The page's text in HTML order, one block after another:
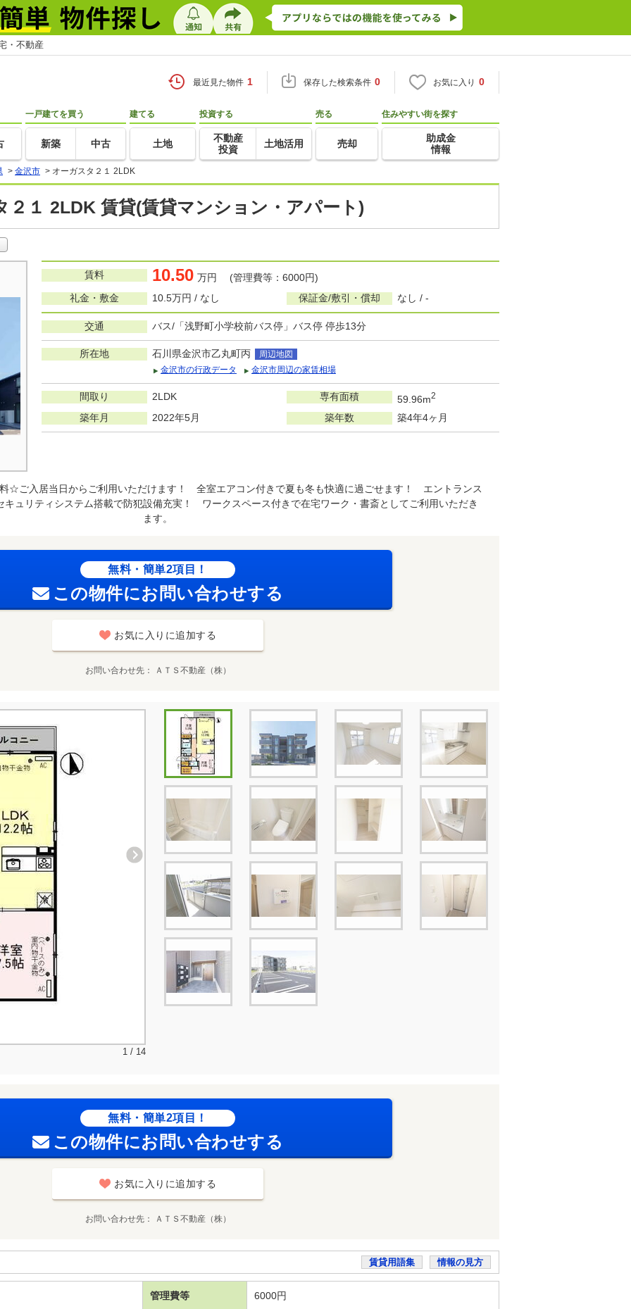
・不動産
最近見た物件 1 保存した検索条件 0 お気に入り 0
一戸建てを買う
新築 中古
建てる
土地
投資する
不動産
投資
土地活用
売る
売却
住みやすい街を探す
助成金
情報
> 金沢市 > オーガスタ２１ 2LDK
２１ 2LDK 賃貸(賃貸マンション・アパート)
賃料 10.50 万円 (管理費等：6000円)
礼金・敷金
10.5万円 / なし 保証金/敷引・償却 なし / -
交通 バス/「浅野町小学校前バス停」バス停 停歩13分
所在地 石川県金沢市乙丸町丙
周辺地図
金沢市の行政データ
金沢市周辺の家賃相場
間取り 2LDK 専有面積 59.96m2
築年月 2022年5月 築年数 築4年4ヶ月
☆ご入居当日からご利用いただけます！ 全室エアコン付きで夏も冬も快適に過ごせます！ エントランス
キュリティシステム搭載で防犯設備充実！ ワークスペース付きで在宅ワーク・書斎としてご利用いただき
ます。
無料・簡単2項目！
この物件にお問い合わせする
お気に入りに追加する
お問い合わせ先 ＡＴＳ不動産（株）
1 / 14
無料・簡単2項目！
この物件にお問い合わせする
お気に入りに追加する
お問い合わせ先 ＡＴＳ不動産（株）
賃貸用語集 情報の見方
管理費等 6000円